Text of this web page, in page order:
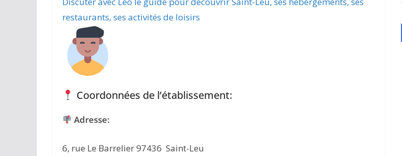
restaurants, ses activités de loisirs
Coordonnées de l’établissement:
Adresse:
6, rue Le Barrelier 97436 Saint-Leu